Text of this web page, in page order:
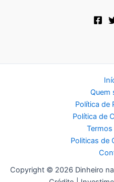
Quem
Política de
Política de
Politicas de
Copyright © 2026 Dinheiro